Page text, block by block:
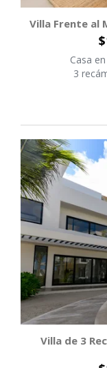
Villa Frente al
Casa
3
Villa de 3